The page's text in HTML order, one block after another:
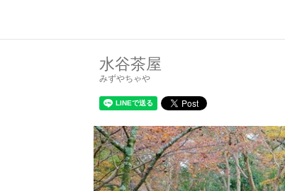
水谷茶屋
みずやちゃや